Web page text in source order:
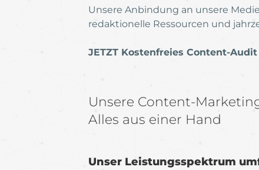
Unsere Anbindung an unsere
redaktionelle Ressourcen und
JETZT Kostenfreies Content-
Unsere Content-
Alles aus einer Hand
Unser Leistungsspektrum